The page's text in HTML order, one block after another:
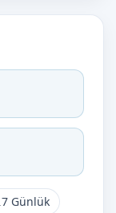
7 Günlük